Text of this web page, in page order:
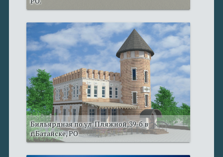
Бильярдная по ул. Пляжной,39-б в
г.Батайске, РО